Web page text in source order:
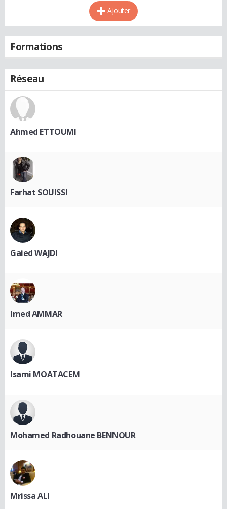
Ajouter
Formations
Réseau
Ahmed ETTOUMI
Farhat SOUISSI
Gaied WAJDI
Imed AMMAR
Isami MOATACEM
Mohamed Radhouane BENNOUR
Mrissa ALI